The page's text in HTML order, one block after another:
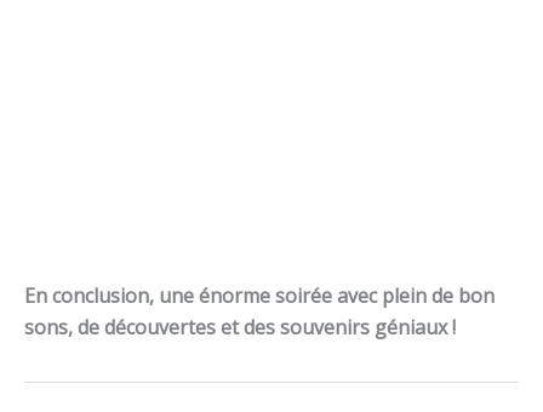
En conclusion, une énorme soirée avec plein de bon
sons, de découvertes et des souvenirs géniaux !